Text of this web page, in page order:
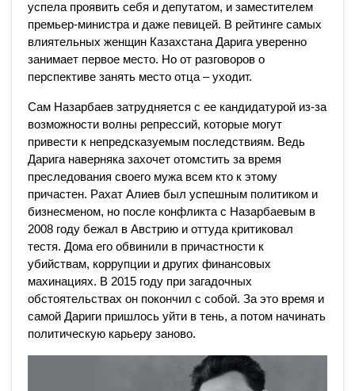
успела проявить себя и депутатом, и заместителем
премьер-министра и даже певицей. В рейтинге самых
влиятельных женщин Казахстана Дарига уверенно
занимает первое место. Но от разговоров о
перспективе занять место отца – уходит.
Сам Назарбаев затрудняется с ее кандидатурой из-за
возможности волны репрессий, которые могут
привести к непредсказуемым последствиям. Ведь
Дарига наверняка захочет отомстить за время
преследования своего мужа всем кто к этому
причастен. Рахат Алиев был успешным политиком и
бизнесменом, но после конфликта с Назарбаевым в
2008 году бежал в Австрию и оттуда критиковал
тестя. Дома его обвинили в причастности к
убийствам, коррупции и других финансовых
махинациях. В 2015 году при загадочных
обстоятельствах он покончил с собой. За это время и
самой Дариги пришлось уйти в тень, а потом начинать
политическую карьеру заново.